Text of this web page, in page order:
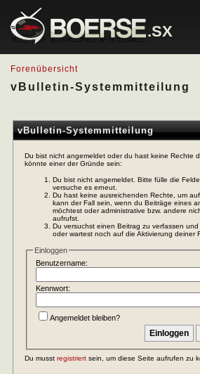
.SX
Forenübersicht
vBulletin-Systemmitteilung
vBulletin-Systemmitteilung
Du bist nicht angemeldet oder du hast keine Rechte
könnte einer der Gründe sein:
Du bist nicht angemeldet. Bitte fülle die
versuche es erneut.
Du hast keine ausreichenden Rechte, um
kann der Fall sein, wenn du Beiträge eines
möchtest oder administrative bzw. andere
aufrufst.
Du versuchst einen Beitrag zu verfassen
oder wartest noch auf die Aktivierung deiner
Einloggen
Benutzername:
Kennwort:
Angemeldet bleiben?
Du musst registriert sein, um diese Seite aufrufen zu